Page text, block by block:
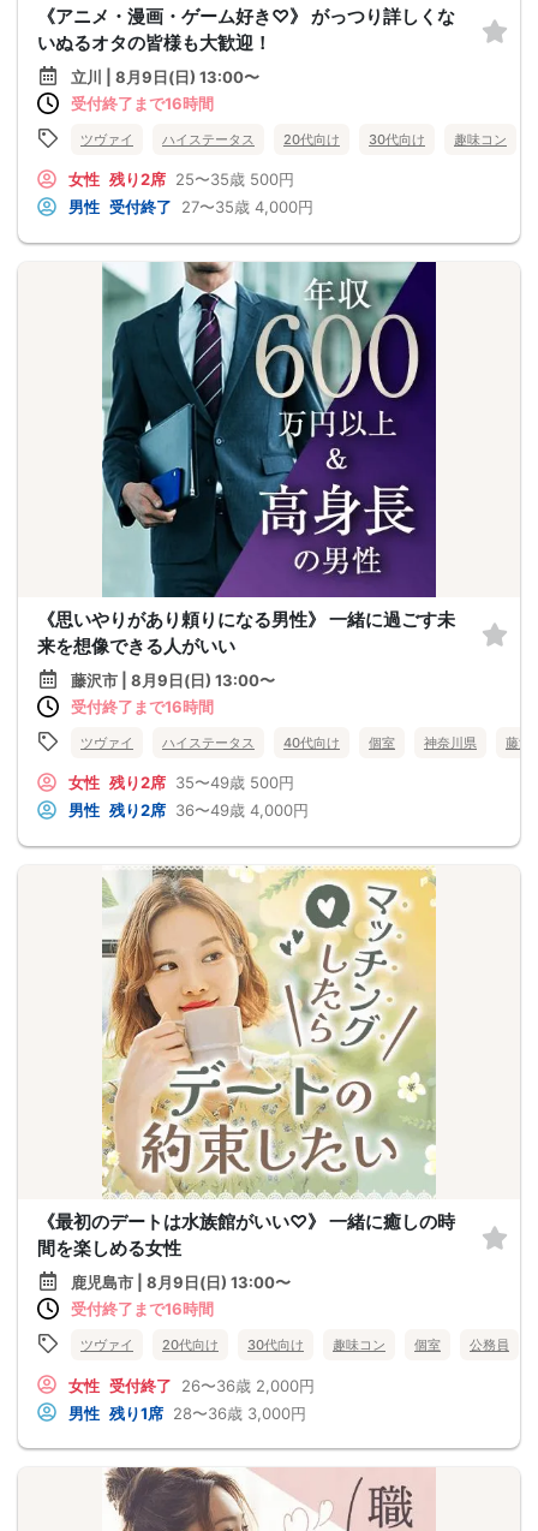
《アニメ・漫画・ゲーム好き♡》 がっつり詳しくな
いぬるオタの皆様も大歓迎！
立川 | 8月9日(日) 13:00〜
受付終了まで16時間
ツヴァイ ハイステータス 20代向け 30代向け 趣味コン
女性 残り2席 25〜35歳 500円
男性 受付終了 27〜35歳 4,000円
《思いやりがあり頼りになる男性》 一緒に過ごす未
来を想像できる人がいい
藤沢市 | 8月9日(日) 13:00〜
受付終了まで16時間
ツヴァイ ハイステータス 40代向け 個室 神奈川県 藤沢
女性 残り2席 35〜49歳 500円
男性 残り2席 36〜49歳 4,000円
《最初のデートは水族館がいい♡》 一緒に癒しの時
間を楽しめる女性
鹿児島市 | 8月9日(日) 13:00〜
受付終了まで16時間
ツヴァイ 20代向け 30代向け 趣味コン 個室 公務員
女性 受付終了 26〜36歳 2,000円
男性 残り1席 28〜36歳 3,000円